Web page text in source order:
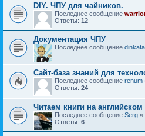
DIY. ЧПУ для чайников.
Последнее сообщение
Ответы: 12
Документация ЧПУ
Последнее сообщение dinkata
Сайт-база знаний для
Последнее сообщение renum
Ответы: 24
Читаем книги на английском
Последнее сообщение Serg «
Ответы: 6